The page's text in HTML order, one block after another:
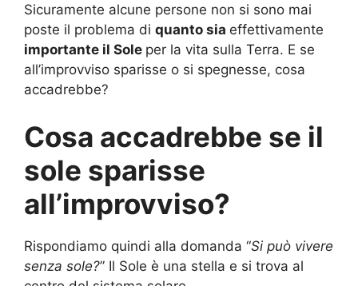
Sicuramente alcune persone non si sono mai
poste il problema di quanto sia effettivamente
importante il Sole per la vita sulla Terra. E se
all’improvviso sparisse o si spegnesse, cosa
accadrebbe?
Cosa accadrebbe se il
sole sparisse
all’improvviso?
Rispondiamo quindi alla domanda “Si può vivere
senza sole?” Il Sole è una stella e si trova al